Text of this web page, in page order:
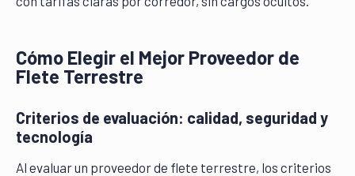
Cómo Elegir el Mejor Proveedor de
Flete Terrestre
Criterios de evaluación: calidad, seguridad y
tecnología
Al evaluar un proveedor de flete terrestre, los criterios